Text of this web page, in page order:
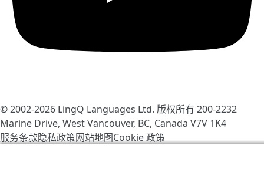
© 2002-2026 LingQ Languages Ltd. 版权所有 200-2232
Marine Drive, West Vancouver, BC, Canada V7V 1K4
服务条款隐私政策网站地图Cookie 政策